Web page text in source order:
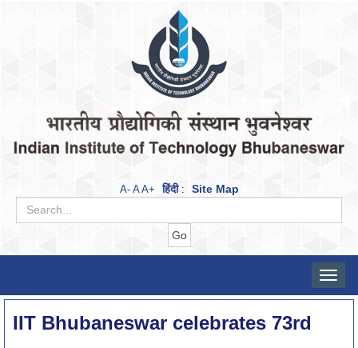
A- A A+ हिंदी: Site Map
Toggle
IIT Bhubaneswar celebrates 73rd